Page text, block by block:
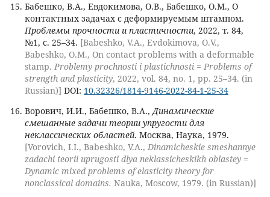
Бабешко, В.А., Евдокимова, О.В., Бабешко, О.М., О
контактных задачах с деформируемым штампом.
Проблемы прочности и пластичности, 2022, т. 84,
№1, с. 25–34. [Babeshko, V.A., Evdokimova, O.V.,
Babeshko, O.M., On contact problems with a deformable
stamp. Problemy prochnosti i plastichnosti = Problems of
strength and plasticity, 2022, vol. 84, no. 1, pp. 25–34. (in
Russian)] DOI: 10.32326/1814-9146-2022-84-1-25-34
Ворович, И.И., Бабешко, В.А.,Динамические
смешанные задачи теории упругости для
неклассических областей. Москва, Наука, 1979.
[Vorovich, I.I., Babeshko, V.A., Dinamicheskie smeshannye
zadachi teorii uprugosti dlya neklassicheskikh oblastey =
Dynamic mixed problems of elasticity theory for
nonclassical domains. Nauka, Moscow, 1979. (in Russian)]